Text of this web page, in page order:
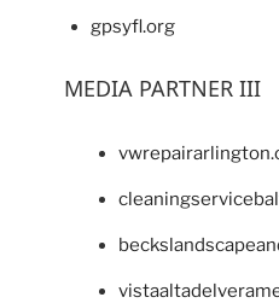
gpsyfl.org
MEDIA PARTNER III